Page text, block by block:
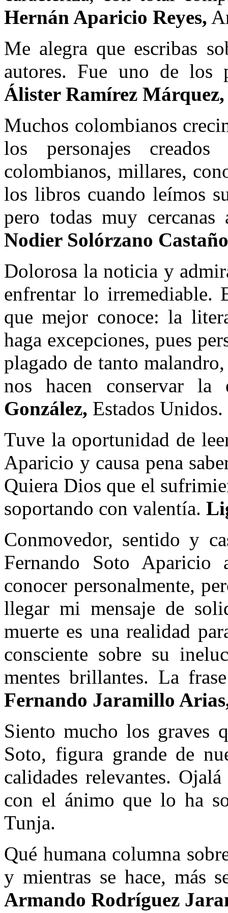
Hernán Aparicio Reyes,
Me alegra que escribas
autores. Fue uno de los
Álister Ramírez Márquez,
Muchos colombianos
los personajes
colombianos, millares,
los libros cuando leímos
pero todas muy
Nodier Solórzano
Dolorosa la noticia y
enfrentar lo irremediable.
que mejor conoce: la
haga excepciones, pues
plagado de tanto
nos hacen conservar la
González, Estados Unidos.
Tuve la oportunidad de
Aparicio y causa pena
Quiera Dios que el
soportando con valentía.
Conmovedor, sentido y
Fernando Soto
conocer personalmente,
llegar mi mensaje de
muerte es una realidad
consciente sobre su
mentes brillantes. La
Fernando Jaramillo
Siento mucho los graves
Soto, figura grande de
calidades relevantes.
con el ánimo que lo ha
Tunja.
Qué humana columna
y mientras se hace, más
Armando Rodríguez